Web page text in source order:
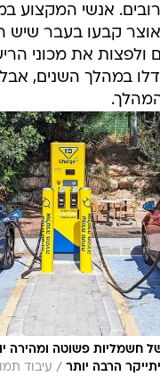
אנשי המקצוע
קבעו בעבר שיש
את מכוני
במהלך השנים,
חשמליות פשוטה ומהירה
הרבה יותר / עיבוד